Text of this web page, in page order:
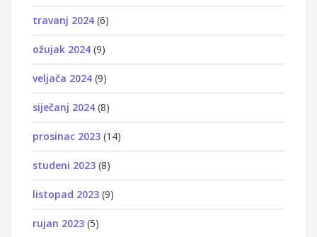
travanj 2024 (6)
ožujak 2024 (9)
veljača 2024 (9)
siječanj 2024 (8)
prosinac 2023 (14)
studeni 2023 (8)
listopad 2023 (9)
rujan 2023 (5)